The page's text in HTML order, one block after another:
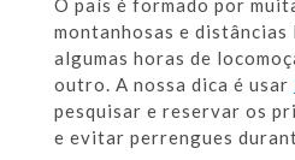
O país é formado por
montanhosas e
algumas horas de
outro. A nossa dica é usar
pesquisar e reservar os
e evitar perrengues